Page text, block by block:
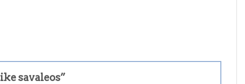
savaleos”